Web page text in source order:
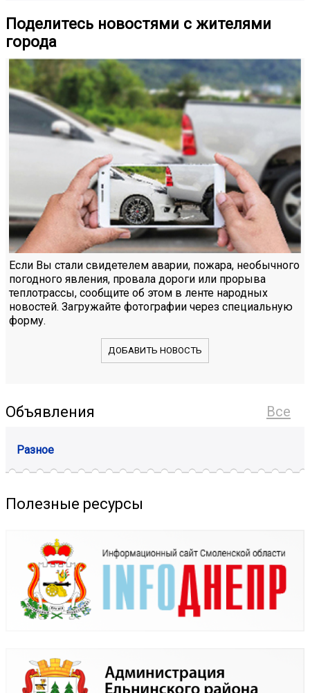
Поделитесь новостями с жителями
города
Если Вы стали свидетелем аварии, пожара, необычного
погодного явления, провала дороги или прорыва
теплотрассы, сообщите об этом в ленте народных
новостей. Загружайте фотографии через специальную
форму.
ДОБАВИТЬ НОВОСТЬ
Все
Объявления
Разное
Полезные ресурсы